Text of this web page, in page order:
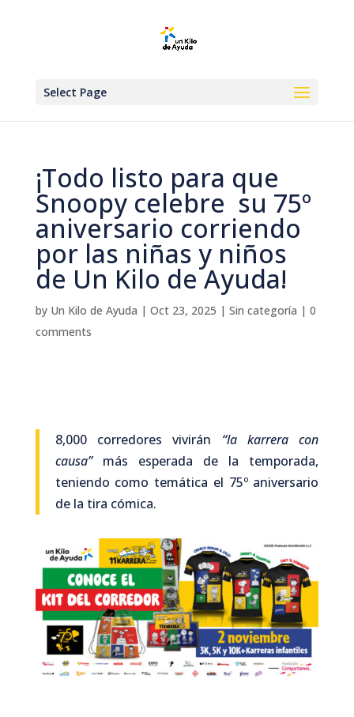
Select Page
¡Todo listo para que
Snoopy celebre su 75º
aniversario corriendo
por las niñas y niños
de Un Kilo de Ayuda!
by Un Kilo de Ayuda | Oct 23, 2025 | Sin categoría | 0
comments
8,000 corredores vivirán “la karrera con
causa”más esperada de la temporada,
teniendo como temática el 75º aniversario
de la tira cómica.